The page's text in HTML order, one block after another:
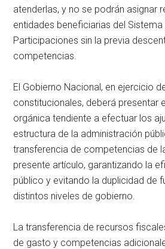
atenderlas, y no se podrán asignar
entidades beneficiarias del Sistema
Participaciones sin la previa
competencias.
El Gobierno Nacional, en ejercicio
constitucionales, deberá presentar
orgánica tendiente a efectuar los
estructura de la administración
transferencia de competencias de
presente artículo, garantizando la
público y evitando la duplicidad de
distintos niveles de gobierno.
La transferencia de recursos
de gasto y competencias